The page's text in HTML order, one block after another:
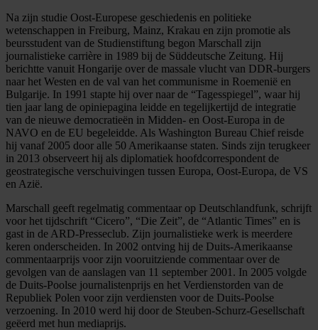
Na zijn studie Oost-Europese geschiedenis en politieke
wetenschappen in Freiburg, Mainz, Krakau en zijn promotie als
beursstudent van de Studienstiftung begon Marschall zijn
journalistieke carrière in 1989 bij de Süddeutsche Zeitung. Hij
berichtte vanuit Hongarije over de massale vlucht van DDR-burgers
naar het Westen en de val van het communisme in Roemenië en
Bulgarije. In 1991 stapte hij over naar de “Tagesspiegel”, waar hij
tien jaar lang de opiniepagina leidde en tegelijkertijd de integratie
van de nieuwe democratieën in Midden- en Oost-Europa in de
NAVO en de EU begeleidde. Als Washington Bureau Chief reisde
hij vanaf 2005 door alle 50 Amerikaanse staten. Sinds zijn terugkeer
in 2013 observeert hij als diplomatiek hoofdcorrespondent de
geostrategische verschuivingen tussen Europa, Oost-Europa, de VS
en Azië.
Marschall geeft regelmatig commentaar op Deutschlandfunk, schrijft
voor het tijdschrift “Cicero”, “Die Zeit”, de “Atlantic Times” en is
gast in de ARD-Presseclub. Zijn journalistieke werk is meerdere
keren onderscheiden. In 2002 ontving hij de Duits-Amerikaanse
commentaarprijs voor zijn vooruitziende commentaar over de
gevolgen van de aanslagen van 11 september 2001. In 2005 volgde
de Duits-Poolse journalistenprijs en het Verdienstorden van de
Republiek Polen voor zijn verdiensten voor de Duits-Poolse
verzoening. In 2010 werd hij door de Steuben-Schurz-Gesellschaft
geëerd met hun mediaprijs.